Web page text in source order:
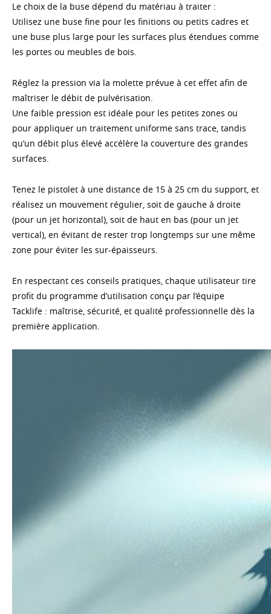
Le choix de la buse dépend du matériau à traiter :
Utilisez une buse fine pour les finitions ou petits cadres et
une buse plus large pour les surfaces plus étendues comme
les portes ou meubles de bois.
Réglez la pression via la molette prévue à cet effet afin de
maîtriser le débit de pulvérisation.
Une faible pression est idéale pour les petites zones ou
pour appliquer un traitement uniforme sans trace, tandis
qu’un débit plus élevé accélère la couverture des grandes
surfaces.
Tenez le pistolet à une distance de 15 à 25 cm du support, et
réalisez un mouvement régulier, soit de gauche à droite
(pour un jet horizontal), soit de haut en bas (pour un jet
vertical), en évitant de rester trop longtemps sur une même
zone pour éviter les sur-épaisseurs.
En respectant ces conseils pratiques, chaque utilisateur tire
profit du programme d’utilisation conçu par l’équipe
Tacklife : maîtrise, sécurité, et qualité professionnelle dès la
première application.